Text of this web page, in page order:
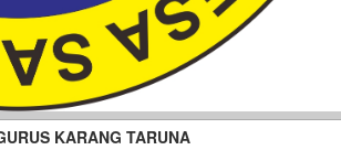
KARANG TARUNA